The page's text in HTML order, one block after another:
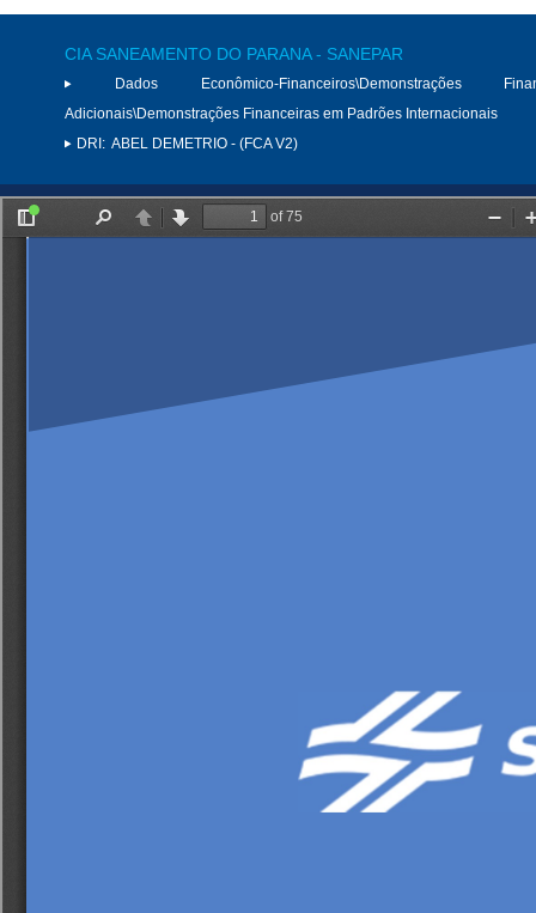
CIA SANEAMENTO DO PARANA - SANEPAR
Dados Econômico-Financeiros\Demonstrações
Adicionais\Demonstrações Financeiras em Padrões Internacionais
DRI: ABEL DEMETRIO - (FCA V2)